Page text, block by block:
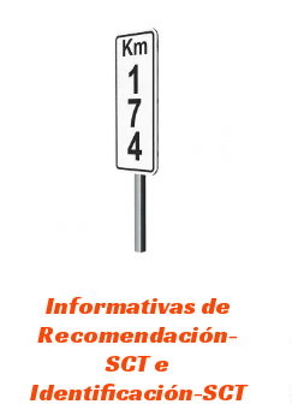
Informativas de
Recomendación-
SCT e
Identificación-SCT